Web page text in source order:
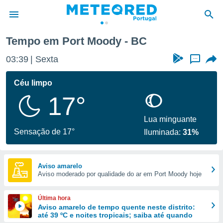
da
foi
fornecidas
a este
das
e
forma
digital
Tempo em Port Moody - BC
03:39 Sexta ...
Céu limpo
17°
Sensação de 17°
Lua minguante
Iluminada:31%
Aviso amarelo
Aviso moderado por qualidade do ar em Port Moody hoje
Última hora
Aviso amarelo de tempo quente neste distrito:
até 39 ºC e noites tropicais; saiba até quando